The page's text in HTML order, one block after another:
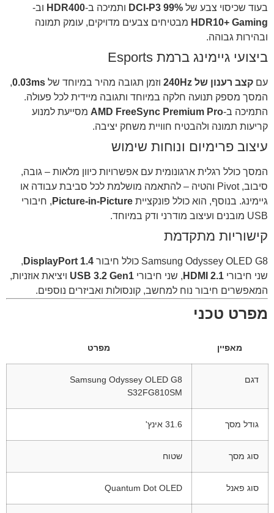
בעוד שכיסוי צבע של 99% DCI-P3 ותמיכה ב-HDR400 וב-
HDR10+ Gaming מבטיחים צבעים מדויקים, עומק תמונה
ובהירות גבוהה.
ביצועי גיימינג ברמת Esports
עם קצב רענון של 240Hz וזמן תגובה מהיר במיוחד של 0.03ms
,
המסך מספק תנועה חלקה במיוחד ותגובה מיידית לכל פעולה.
התמיכה ב-AMD FreeSync Premium Pro מסייעת למנוע
קריעות תמונה ולהבטיח חוויית משחק יציבה.
עיצוב פרימיום ונוחות שימוש
המסך כולל רגלית ארגונומית עם אפשרויות כיוון מלאות – גובה,
סיבוב, Pivot והטיה – להתאמה מושלמת לכל סביבת עבודה או
גיימינג. בנוסף, הוא כולל פונקציית Picture-in-Picture , חיבורי
USB מובנים ועיצוב מודרני ודק במיוחד.
קישוריות מתקדמת
Samsung Odyssey OLED G8 כולל חיבור DisplayPort 1.4
,
שני חיבורי HDMI 2.1 , שני חיבורי USB 3.2 Gen1 ויציאת אוזניות,
המאפשרים חיבור נוח למחשב, קונסולות ואביזרים נוספים.
מפרט טכני
מאפיין מפרט
דגם
Samsung Odyssey OLED G8
S32FG810SM
גודל מסך 31.6 אינץ'
סוג מסך שטוח
סוג פאנל Quantum Dot OLED